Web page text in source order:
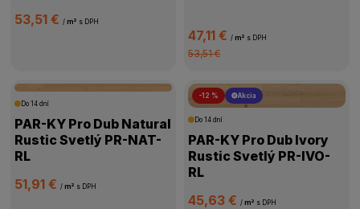
53,51 €/ m² s DPH
47,11 € / m² s DPH
53,51 €
Do 14 dní
PAR-KY Pro Dub Natural
Rustic Svetlý PR-NAT-
RL
51,91 €/ m² s DPH
-12 % Akcia
Do 14 dní
PAR-KY Pro Dub Ivory
Rustic Svetlý PR-IVO-
RL
45,63 € / m² s DPH